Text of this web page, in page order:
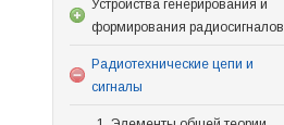
Устройства генерирования и
формирования радиосигналов
Радиотехнические цепи и
сигналы